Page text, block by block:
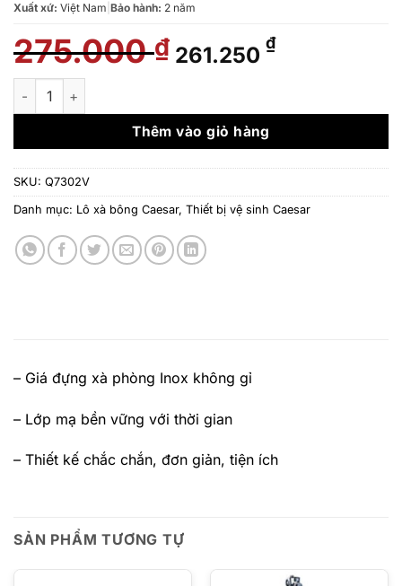
Xuất xứ: Việt Nam Bảo hành: 2 năm
275.000₫ Giá
gốc
275.000 ₫.
261.250 ₫Giá
là:
Gá đựng xà phòng Caesar Q7302V số lượng
Thêm vào giỏ hàng
SKU: Q7302V
Danh mục: Lô xà bông Caesar, Thiết bị vệ sinh Caesar
– Giá đựng xà phòng Inox không gỉ
– Lớp mạ bền vững với thời gian
– Thiết kế chắc chắn, đơn giản, tiện ích
SẢN PHẨM TƯƠNG TỰ